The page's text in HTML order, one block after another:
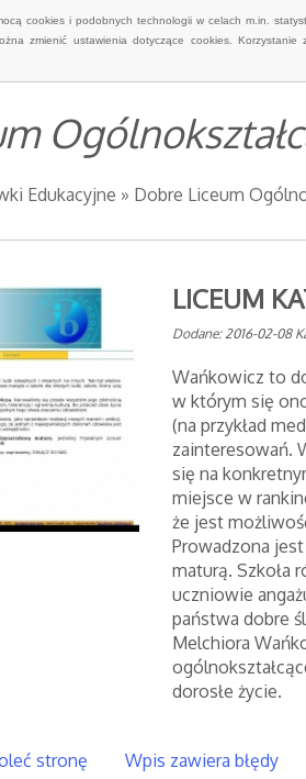
cookies i podobnych technologii w celach m.in.
zmienić ustawienia dotyczące cookies.
Edukacyjne » Dobre Liceum
LICEUM
Dodane: 2016-02-08
Wańkowicz to
w którym się
(na przykład
zainteresowań.
się na
miejsce w
że jest
Prowadzona
maturą. Szkoła
uczniowie
państwa dobre
Melchiora
dorosłe życie.
stronę Wpis zawiera błędy